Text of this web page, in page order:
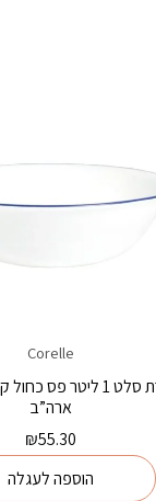
Corelle
קערת סלט 1 ליטר פס
ארה”ב
₪55.30
הוספה לעגלה